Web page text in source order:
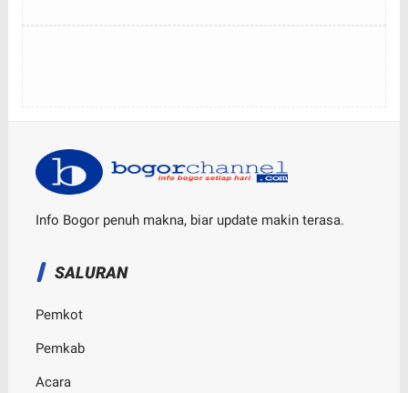
Info Bogor penuh makna, biar update makin terasa.
SALURAN
Pemkot
Pemkab
Acara